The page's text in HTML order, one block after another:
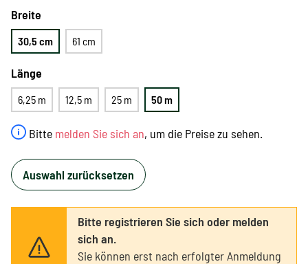
Bitte melden Sie sich an, um die Preise zu sehen.
Breite
30,5 cm 61 cm
Länge
6,25 m 12,5 m 25 m 50 m
Auswahl zurücksetzen
Bitte registrieren Sie sich oder melden
sich an.
Sie können erst nach erfolgter Anmeldung